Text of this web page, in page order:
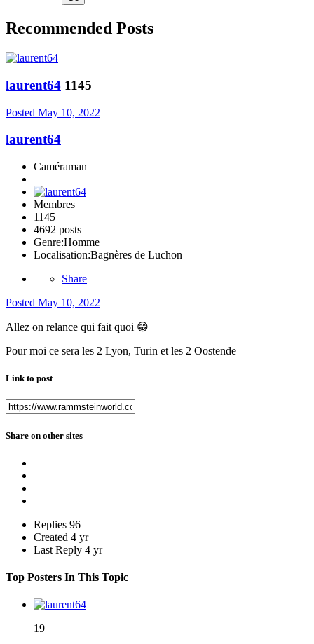
Recommended Posts
laurent64 1145
Posted May 10, 2022
laurent64
Caméraman
Membres
1145
4692 posts
Genre:Homme
Localisation:Bagnères de Luchon
Share
Posted May 10, 2022
Allez on relance qui fait quoi 😁
Pour moi ce sera les 2 Lyon, Turin et les 2 Oostende
Link to post
Share on other sites
Replies 96
Created 4 yr
Last Reply 4 yr
Top Posters In This Topic
19